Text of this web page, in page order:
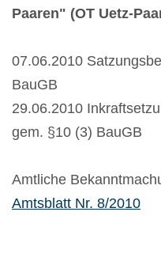
Paaren" (OT Uetz-
07.06.2010
BauGB
29.06.2010
gem. §10 (3) BauGB
Amtliche
Amtsblatt Nr. 8/2010